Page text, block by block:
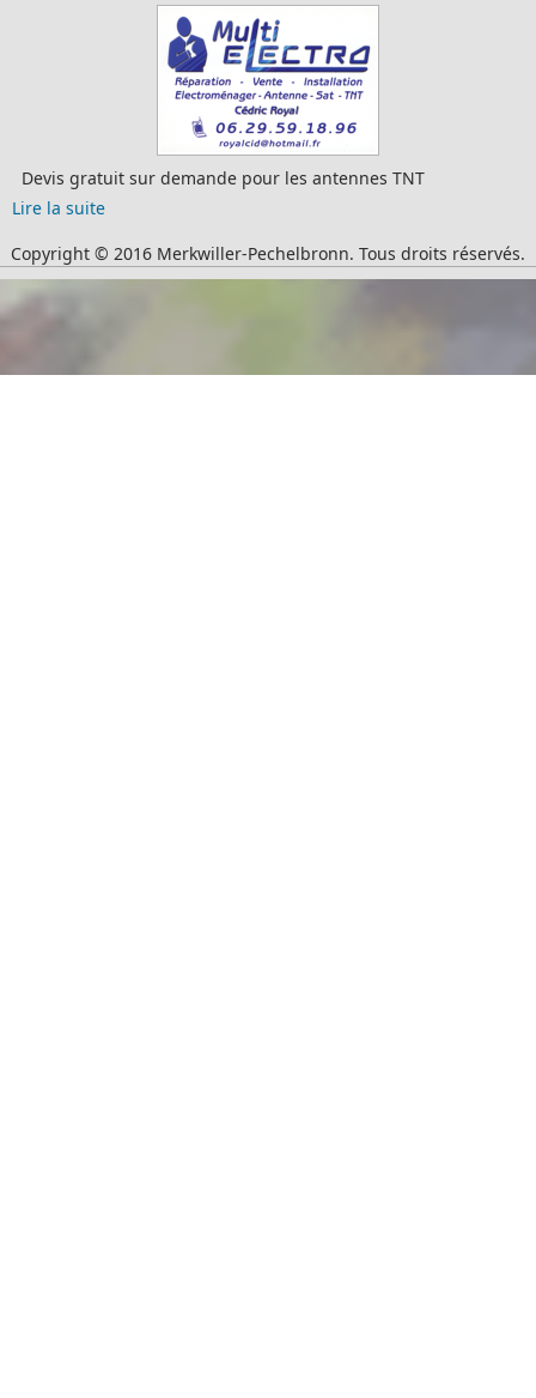
Devis gratuit sur demande pour les antennes TNT
Lire la suite
Copyright © 2016 Merkwiller-Pechelbronn. Tous droits réservés.